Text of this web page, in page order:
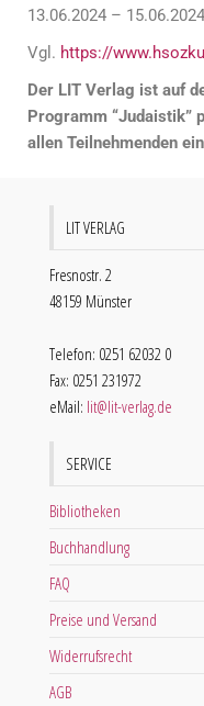
13.06.2024 – 15.06.2024
Vgl. https://
Der LIT Verlag ist auf
Programm “Judaistik”
allen Teilnehmenden
LIT VERLAG
Fresnostr. 2
48159 Münster
Telefon: 0251 62032 0
Fax: 0251 231972
eMail: lit@lit-verlag.de
SERVICE
Bibliotheken
Buchhandlung
FAQ
Preise und Versand
Widerrufsrecht
AGB